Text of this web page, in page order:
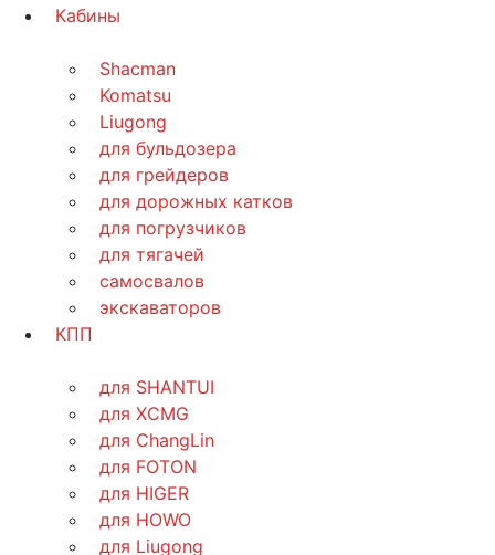
Кабины
Shacman
Komatsu
Liugong
для бульдозера
для грейдеров
для дорожных катков
для погрузчиков
для тягачей
самосвалов
экскаваторов
КПП
для SHANTUI
для XCMG
для ChangLin
для FOTON
для HIGER
для HOWO
для Liugong